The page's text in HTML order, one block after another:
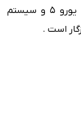
کشنده به دلیل استفاده از سیستم آلایندگی یورو 5 و سیستم
است .